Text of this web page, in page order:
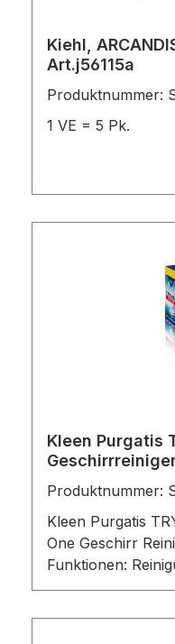
Kiehl,
Art.j56115a
Produktnummer:
1 VE = 5 Pk.
Kleen Purgatis
Produktnummer:
Kleen Purgatis
One Geschirr Reiniger
Funktionen:
Salzfunktion,